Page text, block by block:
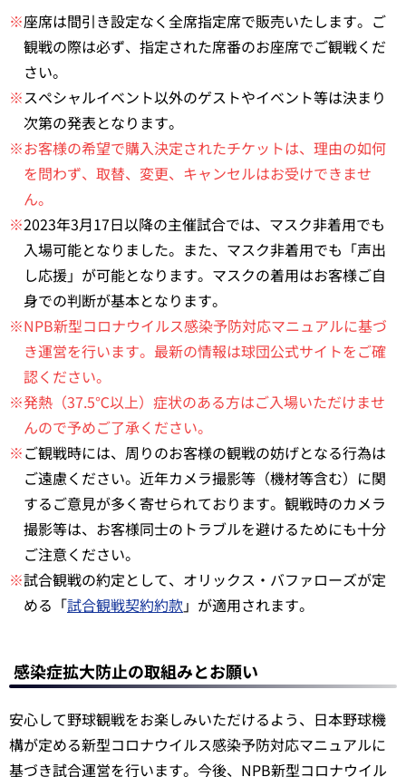
※座席は間引き設定なく全席指定席で販売いたします。ご
観戦の際は必ず、指定された席番のお座席でご観戦くだ
さい。
※スペシャルイベント以外のゲストやイベント等は決まり
次第の発表となります。
※お客様の希望で購入決定されたチケットは、理由の如何
を問わず、取替、変更、キャンセルはお受けできませ
ん。
※2023年3月17日以降の主催試合では、マスク非着用でも
入場可能となりました。また、マスク非着用でも「声出
し応援」が可能となります。マスクの着用はお客様ご自
身での判断が基本となります。
※NPB新型コロナウイルス感染予防対応マニュアルに基づ
き運営を行います。最新の情報は球団公式サイトをご確
認ください。
※発熱（37.5℃以上）症状のある方はご入場いただけませ
んので予めご了承ください。
※ご観戦時には、周りのお客様の観戦の妨げとなる行為は
ご遠慮ください。近年カメラ撮影等（機材等含む）に関
するご意見が多く寄せられております。観戦時のカメラ
撮影等は、お客様同士のトラブルを避けるためにも十分
ご注意ください。
※試合観戦の約定として、オリックス・バファローズが定
める「試合観戦契約約款 」が適用されます。
感染症拡大防止の取組みとお願い
安心して野球観戦をお楽しみいただけるよう、日本野球機
構が定める新型コロナウイルス感染予防対応マニュアルに
基づき試合運営を行います。今後、NPB新型コロナウイル